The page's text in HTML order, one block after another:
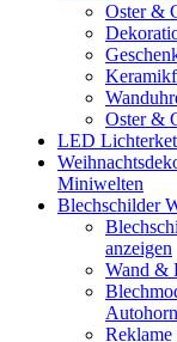
Oster &
Oster &
LED
Miniwelten
Blechschilder
anzeigen
Wand &
Reklame